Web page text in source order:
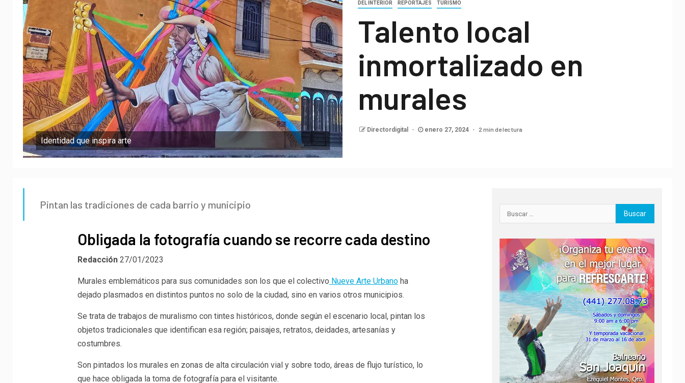
Identidad que inspira arte
DEL INTERIOR REPORTAJES TURISMO
Talento local
inmortalizado en
murales
Directordigital enero 27, 2024 2 min de lectura
Pintan las tradiciones de cada barrio y municipio
Obligada la fotografía cuando se recorre cada destino
Redacción 27/01/2023
Murales emblemáticos para sus comunidades son los que el colectivo Nueve Arte Urbano ha
dejado plasmados en distintos puntos no solo de la ciudad, sino en varios otros municipios.
Se trata de trabajos de muralismo con tintes históricos, donde según el escenario local, pintan los
objetos tradicionales que identifican esa región; paisajes, retratos, deidades, artesanías y
costumbres.
Son pintados los murales en zonas de alta circulación vial y sobre todo, áreas de flujo turístico, lo
que hace obligada la toma de fotografía para el visitante.